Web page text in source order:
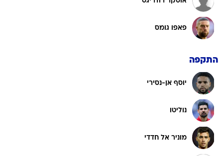
פאפו גומס
התקפה
יוסף אן-נסירי
נוליטו
מוניר אל חדדי